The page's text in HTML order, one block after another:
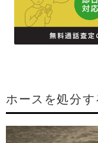
ホースを処分